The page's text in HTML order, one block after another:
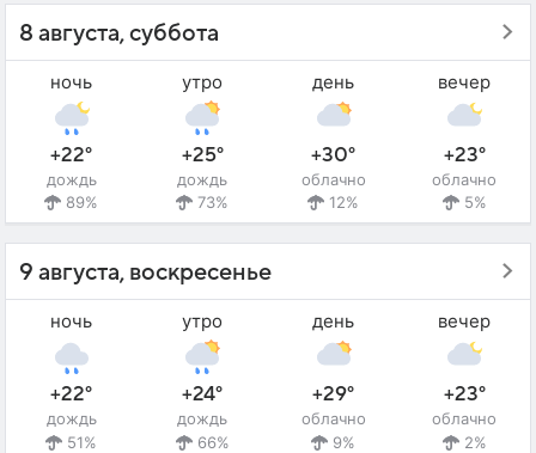
8 августа, суббота
ночь
+22°
дождь
89%
утро
+25°
дождь
73%
день
+30°
облачно
12%
вечер
+23°
облачно
5%
9 августа, воскресенье
ночь
+22°
дождь
51%
утро
+24°
дождь
66%
день
+29°
облачно
9%
вечер
+23°
облачно
2%